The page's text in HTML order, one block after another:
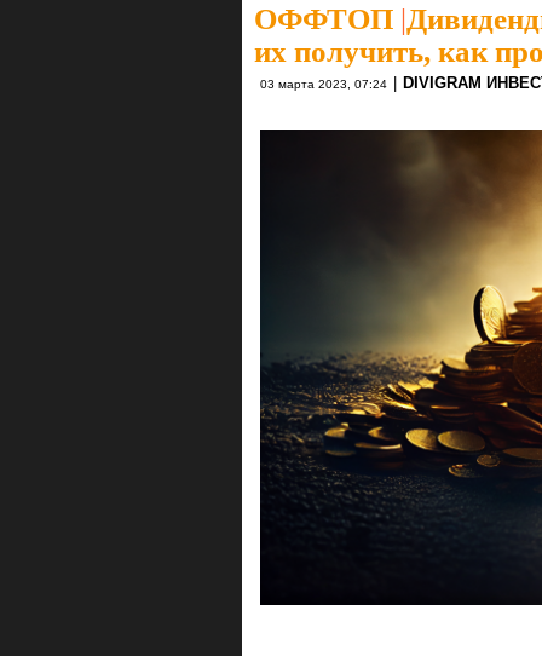
ОФФТОП |
их получить, как
03 марта 2023, 07:24 DIVIGRAM